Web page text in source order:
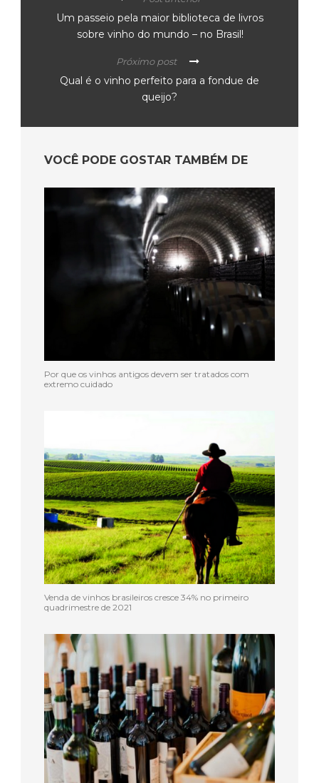
Um passeio pela maior biblioteca de livros
sobre vinho do mundo – no Brasil!
Próximo post
Qual é o vinho perfeito para a fondue de
queijo?
VOCÊ PODE GOSTAR TAMBÉM DE
Por que os vinhos antigos devem ser tratados com
extremo cuidado
Venda de vinhos brasileiros cresce 34% no primeiro
quadrimestre de 2021